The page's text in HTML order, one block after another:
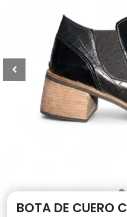
BOTA DE CUERO